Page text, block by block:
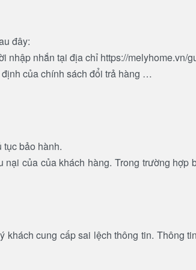
đây:
nhắn tại địa chỉ https://melyhome.vn/
của chính sách đổi trả hàng …
bảo hành.
của của khách hàng. Trong trường hợp
cung cấp sai lệch thông tin. Thông